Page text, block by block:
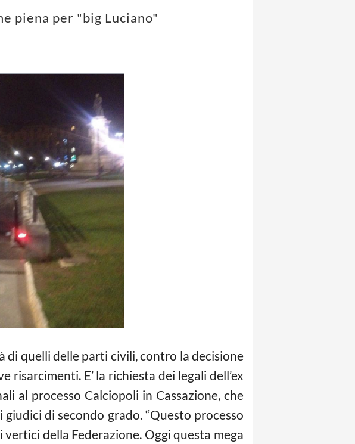
piena per "big Luciano"
quelli delle parti civili, contro la decisione
E’ la richiesta dei legali dell’ex
al processo Calciopoli in Cassazione, che
di secondo grado. “Questo processo
della Federazione. Oggi questa mega